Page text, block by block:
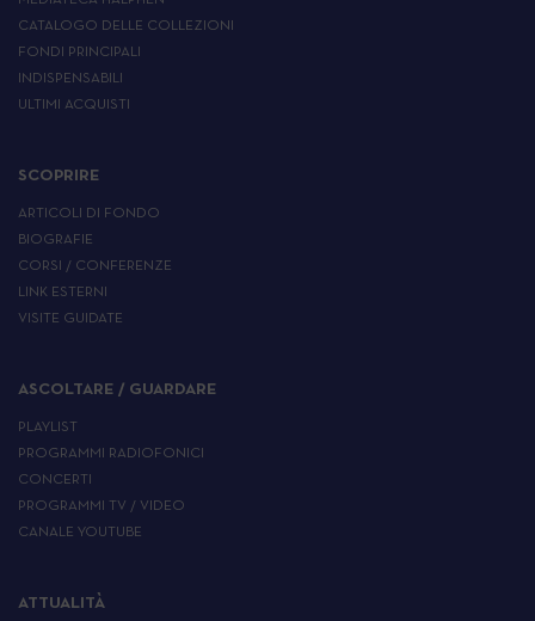
CATALOGO DELLE COLLEZIONI
FONDI PRINCIPALI
INDISPENSABILI
ULTIMI ACQUISTI
SCOPRIRE
ARTICOLI DI FONDO
BIOGRAFIE
CORSI / CONFERENZE
LINK ESTERNI
VISITE GUIDATE
ASCOLTARE / GUARDARE
PLAYLIST
PROGRAMMI RADIOFONICI
CONCERTI
PROGRAMMI TV / VIDEO
CANALE YOUTUBE
ATTUALITÀ